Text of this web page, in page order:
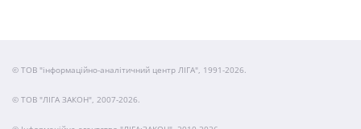
© ТОВ "інформаційно-аналітичний центр ЛІГА", 1991-2026.
© ТОВ "ЛІГА ЗАКОН", 2007-2026.